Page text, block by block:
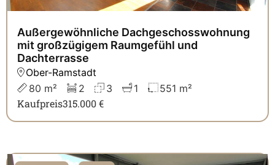
Außergewöhnliche Dachgeschosswohnung
mit großzügigem Raumgefühl und
Dachterrasse
Ober-Ramstadt
80 m²
2 3 1 551 m²
Kaufpreis315.000 €